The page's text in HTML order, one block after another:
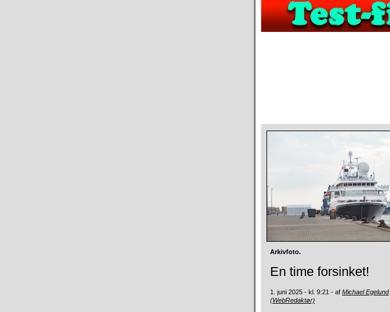
Arkivfoto.
En time forsinket!
1. juni 2025 - kl. 9:21 - af Michael Egelund
(WebRedaktør)